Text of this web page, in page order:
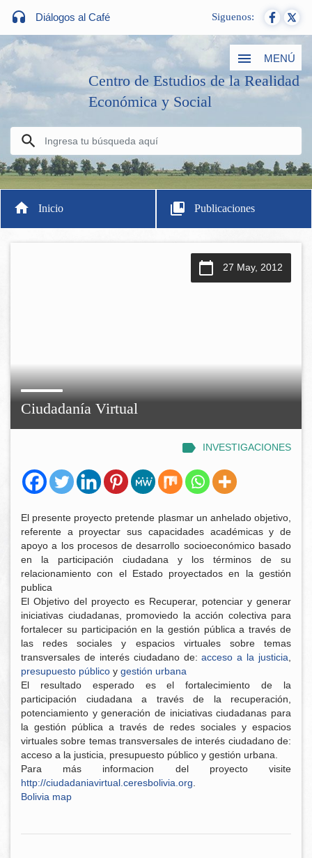
Diálogos al Café Siguenos:
MENÚ
Centro de Estudios de la Realidad
Económica y Social
Inicio Publicaciones
27 May, 2012
Ciudadanía Virtual
INVESTIGACIONES
El presente proyecto pretende plasmar un anhelado objetivo,
referente a proyectar sus capacidades académicas y de
apoyo a los procesos de desarrollo socioeconómico basado
en la participación ciudadana y los términos de su
relacionamiento con el Estado proyectados en la gestión
publica
El Objetivo del proyecto es Recuperar, potenciar y generar
iniciativas ciudadanas, promoviedo la acción colectiva para
fortalecer su participación en la gestión pública a través de
las redes sociales y espacios virtuales sobre temas
transversales de interés ciudadano de:acceso a la justicia
presupuesto público y gestión urbana
El resultado esperado es el fortalecimiento de la
participación ciudadana a través de la recuperación,
potenciamiento y generación de iniciativas ciudadanas para
la gestión pública a través de redes sociales y espacios
virtuales sobre temas transversales de interés ciudadano de:
acceso a la justicia, presupuesto público y gestión urbana.
Para más informacion del proyecto visite
http://ciudadaniavirtual.ceresbolivia.org
Bolivia map